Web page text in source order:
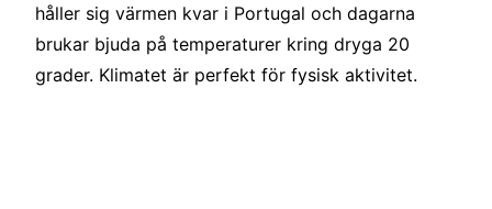
håller sig värmen kvar i Portugal och dagarna
brukar bjuda på temperaturer kring dryga 20
grader. Klimatet är perfekt för fysisk aktivitet.